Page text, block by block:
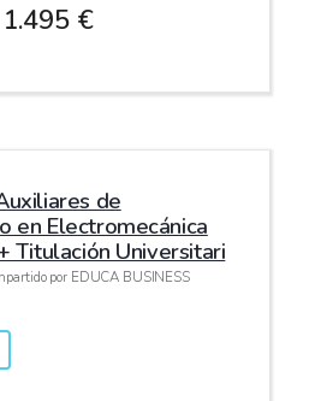
1.495 €
de
en Electromecánica
Titulación Universitari
por EDUCA BUSINESS